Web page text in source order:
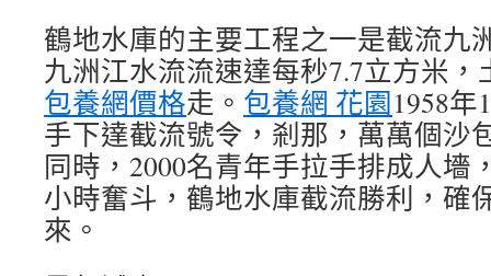
鶴地水庫的主要工程之一是截流九
九洲江水流流速達每秒7.7立方米
包養網價格走。 包養網 花園1958
手下達截流號令，剎那，萬萬個沙
同時，2000名青年手拉手排成人墻
小時奮斗，鶴地水庫截流勝利，確
來。